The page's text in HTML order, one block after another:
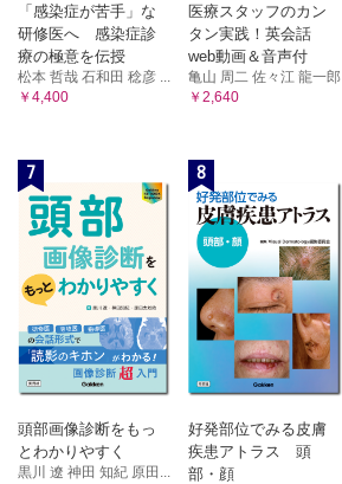
「感染症が苦手」な
研修医へ 感染症診
療の極意を伝授
松本 哲哉 石和田 稔彦 ...
￥4,400
医療スタッフのカン
タン実践！英会話
web動画＆音声付
亀山 周二 佐々江 龍一郎
￥2,640
7
頭部画像診断をもっ
とわかりやすく
黒川 遼 神田 知紀 原田...
8
好発部位でみる皮膚
疾患アトラス 頭
部・顔